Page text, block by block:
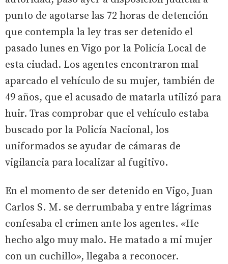
punto de agotarse las 72 horas de detención
que contempla la ley tras ser detenido el
pasado lunes en Vigo por la Policía Local de
esta ciudad. Los agentes encontraron mal
aparcado el vehículo de su mujer, también de
49 años, que el acusado de matarla utilizó para
huir. Tras comprobar que el vehículo estaba
buscado por la Policía Nacional, los
uniformados se ayudar de cámaras de
vigilancia para localizar al fugitivo.
En el momento de ser detenido en Vigo, Juan
Carlos S. M. se derrumbaba y entre lágrimas
confesaba el crimen ante los agentes. «He
hecho algo muy malo. He matado a mi mujer
con un cuchillo», llegaba a reconocer.